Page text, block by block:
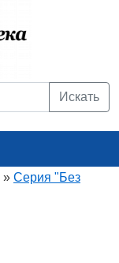
Искать
» Серия "Без